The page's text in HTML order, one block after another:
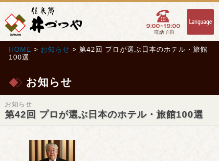
HOME > お知らせ > 第42回 プロが選ぶ日本のホテル・旅館
100選
お知らせ
お知らせ
第42回 プロが選ぶ日本のホテル・旅館100選